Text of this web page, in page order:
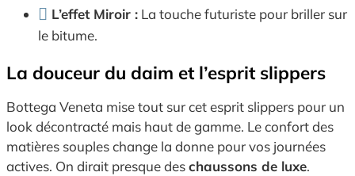
L’effet Miroir : La touche futuriste pour briller sur
le bitume.
La douceur du daim et l’esprit slippers
Bottega Veneta mise tout sur cet esprit slippers pour un
look décontracté mais haut de gamme. Le confort des
matières souples change la donne pour vos journées
actives. On dirait presque deschaussons de luxe.